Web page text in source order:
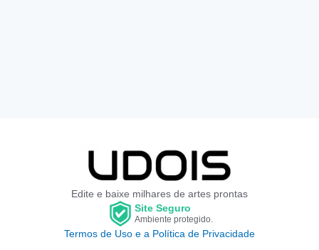
Edite e baixe milhares de artes prontas
Site Seguro
Ambiente protegido.
Termos de Uso e a Política de Privacidade